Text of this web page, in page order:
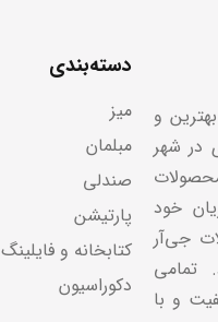
و
در شهر
خود
جی‌آر
تمامی
و با
دسته‌بندی
میز
مبلمان
صندلی
پارتیشن
کتابخانه و فایلینگ
دکوراسیون